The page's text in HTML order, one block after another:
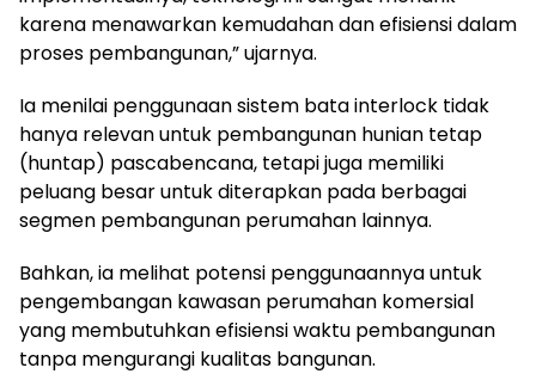
karena menawarkan kemudahan dan efisiensi dalam
proses pembangunan,” ujarnya.
Ia menilai penggunaan sistem bata interlock tidak
hanya relevan untuk pembangunan hunian tetap
(huntap) pascabencana, tetapi juga memiliki
peluang besar untuk diterapkan pada berbagai
segmen pembangunan perumahan lainnya.
Bahkan, ia melihat potensi penggunaannya untuk
pengembangan kawasan perumahan komersial
yang membutuhkan efisiensi waktu pembangunan
tanpa mengurangi kualitas bangunan.